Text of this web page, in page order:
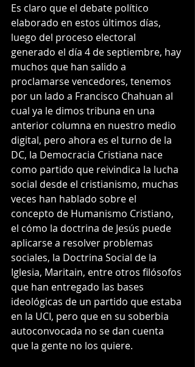
Es claro que el debate político
elaborado en estos últimos días,
luego del proceso electoral
generado el día 4 de septiembre, hay
muchos que han salido a
proclamarse vencedores, tenemos
por un lado a Francisco Chahuan al
cual ya le dimos tribuna en una
anterior columna en nuestro medio
digital, pero ahora es el turno de la
DC, la Democracia Cristiana nace
como partido que reivindica la lucha
social desde el cristianismo, muchas
veces han hablado sobre el
concepto de Humanismo Cristiano,
el cómo la doctrina de Jesús puede
aplicarse a resolver problemas
sociales, la Doctrina Social de la
Iglesia, Maritain, entre otros filósofos
que han entregado las bases
ideológicas de un partido que estaba
en la UCI, pero que en su soberbia
autoconvocada no se dan cuenta
que la gente no los quiere.